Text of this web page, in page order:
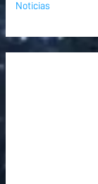
Noticias